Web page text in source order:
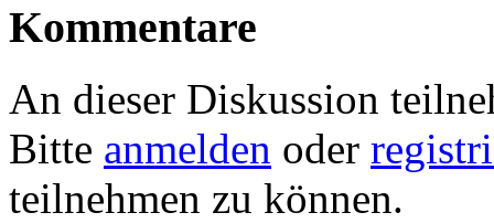
Kommentare
An dieser Diskussion
Bitte anmelden oder
teilnehmen zu können.